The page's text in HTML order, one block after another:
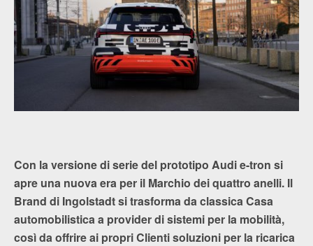
Con la versione di serie del prototipo Audi e-tron si
apre una nuova era per il Marchio dei quattro anelli. Il
Brand di Ingolstadt si trasforma da classica Casa
automobilistica a provider di sistemi per la mobilità,
così da offrire ai propri Clienti soluzioni per la ricarica